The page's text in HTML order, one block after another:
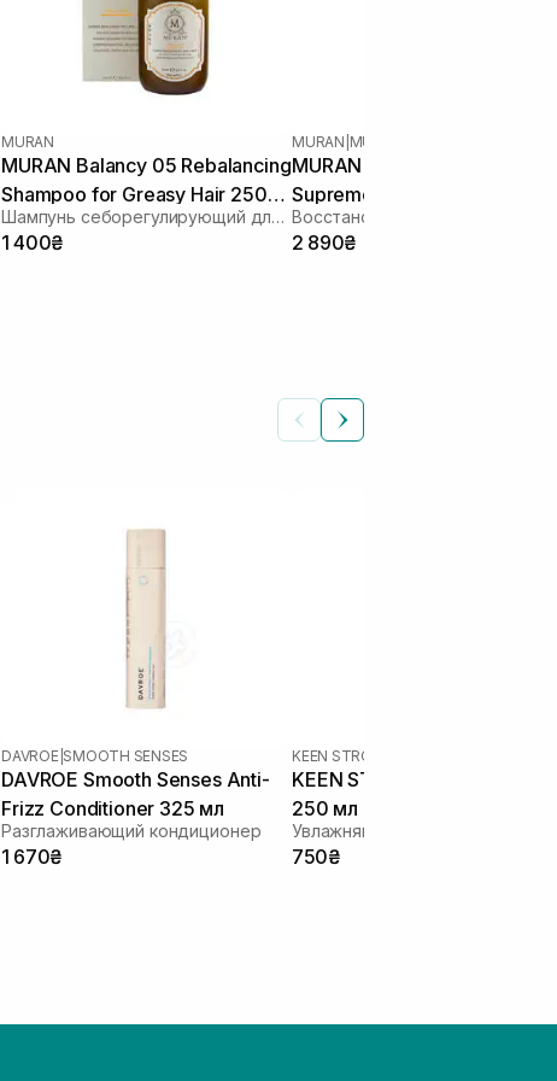
MURAN
MURAN Balancy 05 Rebalancing
Shampoo for Greasy Hair 250
мл
Шампунь себорегулирующий для жирной кожи головы
1 400₴
MURAN MURAN SILKY SUPREME
MURAN Silky Supreme 09
Supreme Rose Restructuring
Elixir 50 мл
2 890₴
DAVROE SMOOTH SENSES
DAVROE Smooth Senses Anti-
Frizz Conditioner 325 мл
Разглаживающий кондиционер
1 670₴
KEEN STROK
KEEN STROK Hair
250 мл
750₴